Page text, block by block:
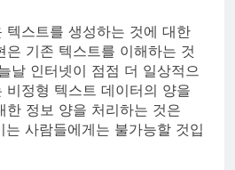
텍스트를 생성하는 것에 대한
은 기존 텍스트를 이해하는 것
날 인터넷이 점점 더 일상적으
비정형 텍스트 데이터의 양을
한 정보 양을 처리하는 것은
사람들에게는 불가능할 것입